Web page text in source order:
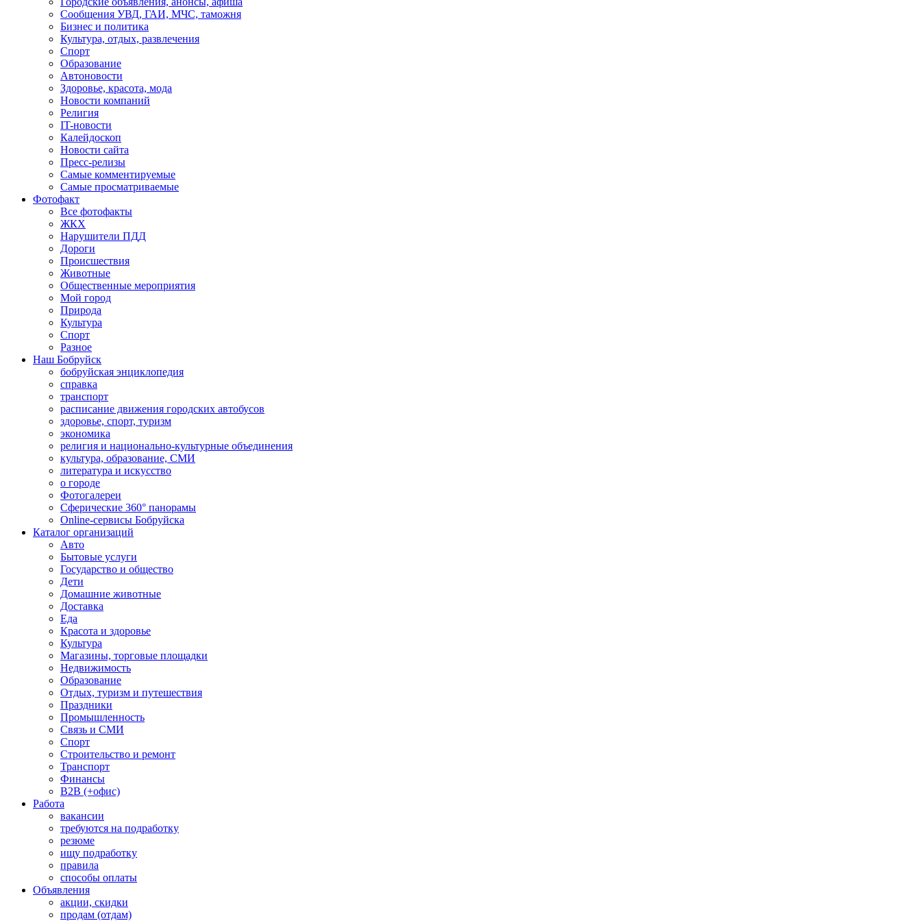
Сообщения УВД, ГАИ, МЧС, таможня
Бизнес и политика
Культура, отдых, развлечения
Спорт
Образование
Автоновости
Здоровье, красота, мода
Новости компаний
Религия
IT-новости
Калейдоскоп
Новости сайта
Пресс-релизы
Самые комментируемые
Самые просматриваемые
Фотофакт
Все фотофакты
ЖКХ
Нарушители ПДД
Дороги
Происшествия
Животные
Общественные мероприятия
Мой город
Природа
Культура
Спорт
Разное
Наш Бобруйск
бобруйская энциклопедия
справка
транспорт
расписание движения городских автобусов
здоровье, спорт, туризм
экономика
религия и национально-культурные объединения
культура, образование, СМИ
литература и искусство
о городе
Фотогалереи
Сферические 360° панорамы
Online-сервисы Бобруйска
Каталог организаций
Авто
Бытовые услуги
Государство и общество
Дети
Домашние животные
Доставка
Еда
Красота и здоровье
Культура
Магазины, торговые площадки
Недвижимость
Образование
Отдых, туризм и путешествия
Праздники
Промышленность
Связь и СМИ
Спорт
Строительство и ремонт
Транспорт
Финансы
B2B (+офис)
Работа
вакансии
требуются на подработку
резюме
ищу подработку
правила
способы оплаты
Объявления
акции, скидки
продам (отдам)